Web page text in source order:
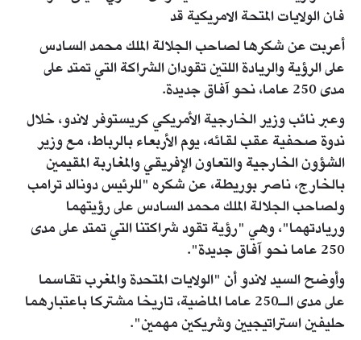
فان الولايات المتحة الامريكية قد
أعربت عن شكرها لصاحب الجلالة الملك محمد السادس
على الرؤية والريادة اللتين تقودان الشراكة التي تمتد على
مدى 250 عاما، نحو آفاق جديدة.
وعبر نائب وزير الخارجية الأمريكي كريستوفر لاندو، خلال
ندوة صحفية عقب لقائه، يوم الأربعاء بالرباط، مع وزير
الشؤون الخارجية والتعاون الإفريقي والمغاربة المقيمين
بالخارج، ناصر بوريطة، عن شكره "للرئيس دونالد ترامب
ولصاحب الجلالة الملك محمد السادس على رؤيتهما
وريادتهما"، وهي "رؤية تقود شراكتنا التي تمتد على مدى
250 عاما نحو آفاق جديدة".
وأوضح السيد لاندو أن "الولايات المتحدة والمغرب تقاسما
على مدى الـ250 عاما الماضية، تاريخا مشتركا باعتبارهما
حليفين استراتيجيين وشريكين مهمين".